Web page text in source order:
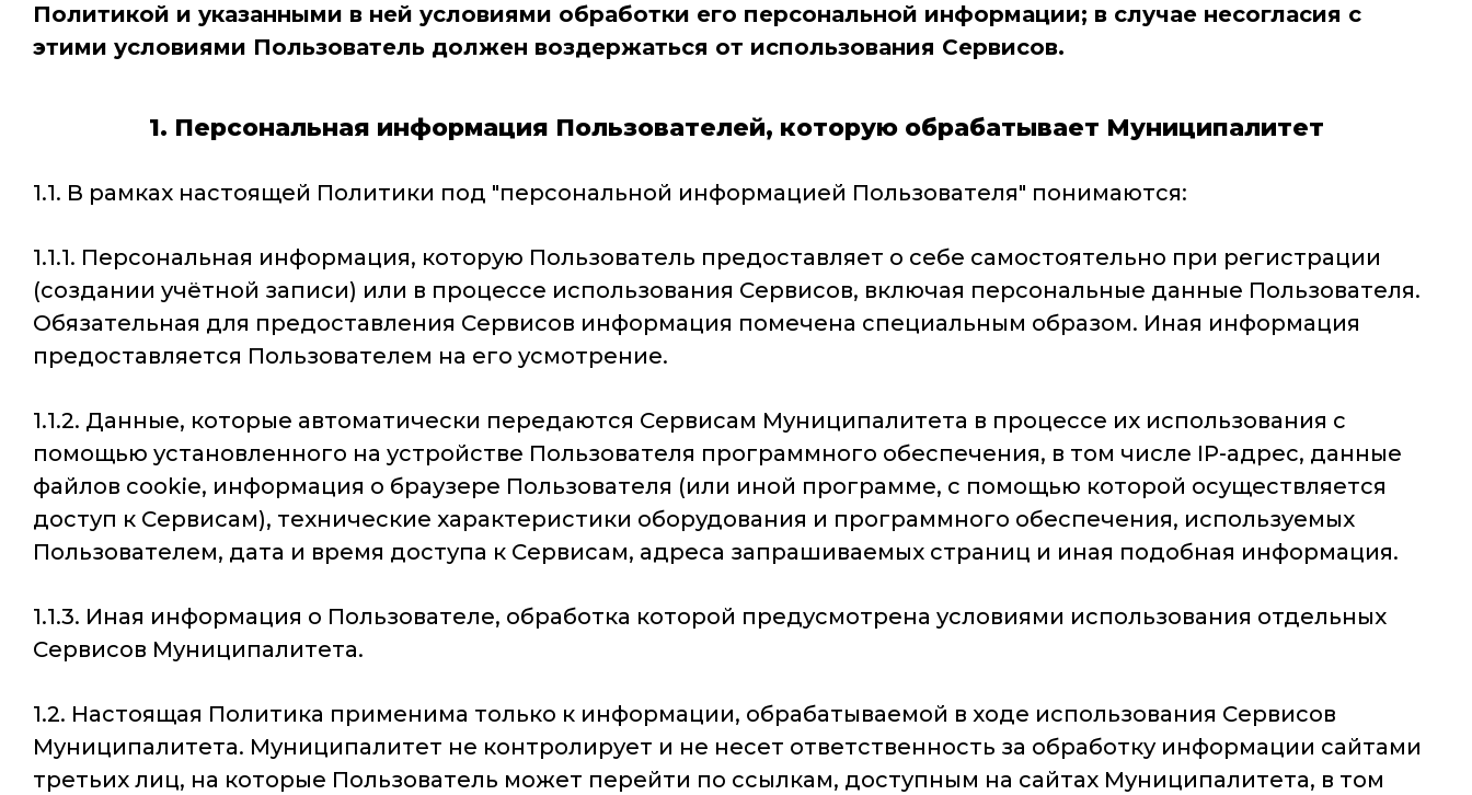
Политикой и указанными в ней условиями обработки его персональной информации; в случае несогласия с
этими условиями Пользователь должен воздержаться от использования Сервисов.
1. Персональная информация Пользователей, которую обрабатывает Муниципалитет
1.1. В рамках настоящей Политики под "персональной информацией Пользователя" понимаются:
1.1.1. Персональная информация, которую Пользователь предоставляет о себе самостоятельно при регистрации
(создании учётной записи) или в процессе использования Сервисов, включая персональные данные Пользователя.
Обязательная для предоставления Сервисов информация помечена специальным образом. Иная информация
предоставляется Пользователем на его усмотрение.
1.1.2. Данные, которые автоматически передаются Сервисам Муниципалитета в процессе их использования с
помощью установленного на устройстве Пользователя программного обеспечения, в том числе IP-адрес, данные
файлов cookie, информация о браузере Пользователя (или иной программе, с помощью которой осуществляется
доступ к Сервисам), технические характеристики оборудования и программного обеспечения, используемых
Пользователем, дата и время доступа к Сервисам, адреса запрашиваемых страниц и иная подобная информация.
1.1.3. Иная информация о Пользователе, обработка которой предусмотрена условиями использования отдельных
Сервисов Муниципалитета.
1.2. Настоящая Политика применима только к информации, обрабатываемой в ходе использования Сервисов
Муниципалитета. Муниципалитет не контролирует и не несет ответственность за обработку информации сайтами
третьих лиц, на которые Пользователь может перейти по ссылкам, доступным на сайтах Муниципалитета, в том